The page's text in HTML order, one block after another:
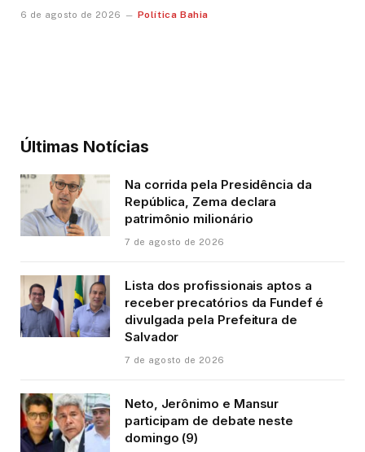
6 de agosto de 2026 Política Bahia
Últimas Notícias
Na corrida pela Presidência da
República, Zema declara
patrimônio milionário
7 de agosto de 2026
Lista dos profissionais aptos a
receber precatórios da Fundef é
divulgada pela Prefeitura de
Salvador
7 de agosto de 2026
Neto, Jerônimo e Mansur
participam de debate neste
domingo (9)